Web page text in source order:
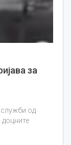
за
служби од